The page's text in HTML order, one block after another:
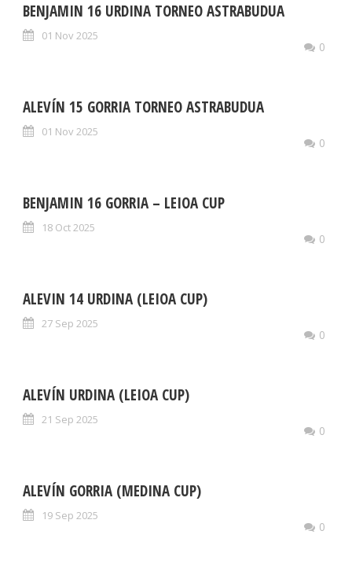
BENJAMIN 16 URDINA TORNEO ASTRABUDUA
01 Nov 2025
0
ALEVÍN 15 GORRIA TORNEO ASTRABUDUA
01 Nov 2025
0
BENJAMIN 16 GORRIA – LEIOA CUP
18 Oct 2025
0
ALEVIN 14 URDINA (LEIOA CUP)
27 Sep 2025
0
ALEVÍN URDINA (LEIOA CUP)
21 Sep 2025
0
ALEVÍN GORRIA (MEDINA CUP)
19 Sep 2025
0